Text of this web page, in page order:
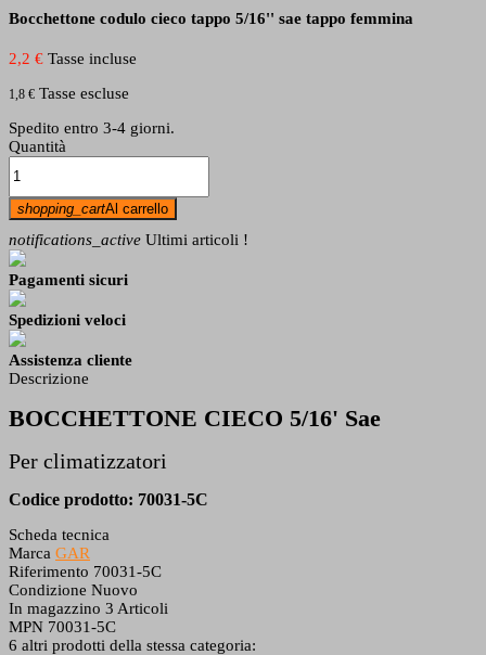
Bocchettone codulo cieco tappo 5/16'' sae tappo femmina
2,2 € Tasse incluse
1,8 € Tasse escluse
Spedito entro 3-4 giorni.
Quantità
shopping_cartAl carrello
notifications_active Ultimi articoli !
Pagamenti sicuri
Spedizioni veloci
Assistenza cliente
Descrizione
BOCCHETTONE CIECO 5/16' Sae
Per climatizzatori
Codice prodotto: 70031-5C
Scheda tecnica
Marca GAR
Riferimento 70031-5C
Condizione Nuovo
In magazzino 3 Articoli
MPN 70031-5C
6 altri prodotti della stessa categoria: